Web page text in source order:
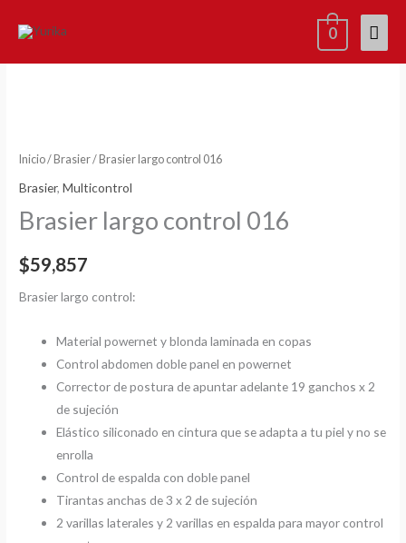
0
x2=15%
Inicio/ Brasier/ Brasier largo control 016
Brasier,Multicontrol
Brasier largo control 016
$59,857
Brasier largo control:
Material powernet y blonda laminada en copas
Control abdomen doble panel en powernet
Corrector de postura de apuntar adelante 19 ganchos x 2
de sujeción
Elástico siliconado en cintura que se adapta a tu piel y no se
enrolla
Control de espalda con doble panel
Tirantas anchas de 3 x 2 de sujeción
2 varillas laterales y 2 varillas en espalda para mayor control
Brasier
cantidad